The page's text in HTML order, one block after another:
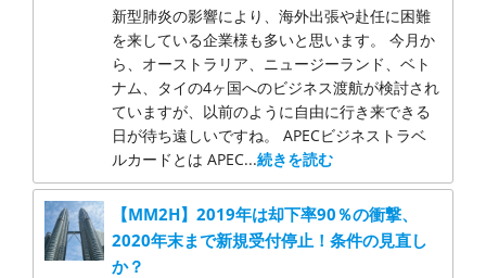
新型肺炎の影響により、海外出張や赴任に困難
を来している企業様も多いと思います。 今月か
ら、オーストラリア、ニュージーランド、ベト
ナム、タイの4ヶ国へのビジネス渡航が検討され
ていますが、以前のように自由に行き来できる
日が待ち遠しいですね。 APECビジネストラベ
ルカードとは APEC...続きを読む
【MM2H】2019年は却下率90％の衝撃、
2020年末まで新規受付停止！条件の見直し
か？